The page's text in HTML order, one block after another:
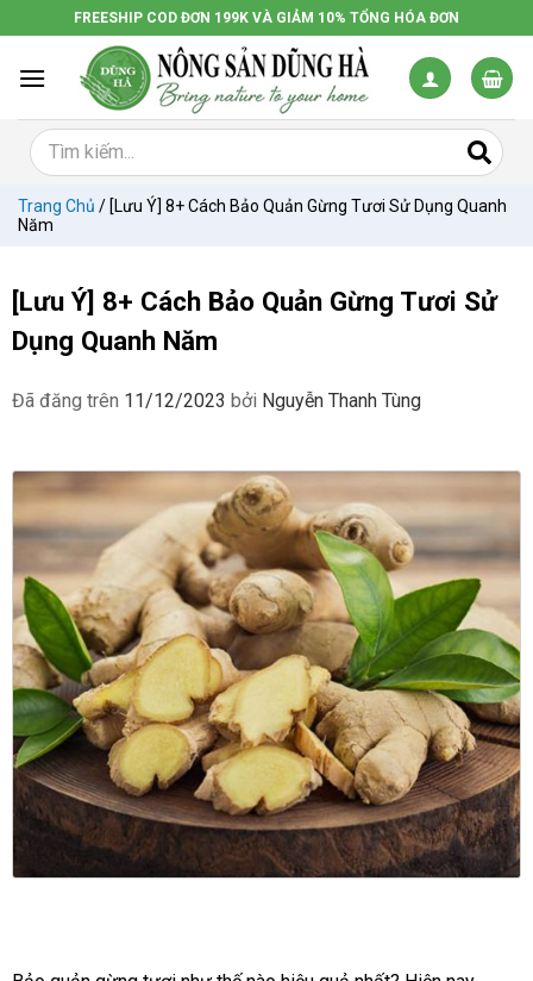
đến
dung
FREESHIP COD ĐƠN 199K VÀ GIẢM 10% TỔNG HÓA ĐƠN
Trang Chủ / [Lưu Ý] 8+ Cách Bảo Quản Gừng Tươi Sử Dụng Quanh
Năm
[Lưu Ý] 8+ Cách Bảo Quản Gừng Tươi Sử
Dụng Quanh Năm
Đã đăng trên 11/12/2023 bởi Nguyễn Thanh Tùng